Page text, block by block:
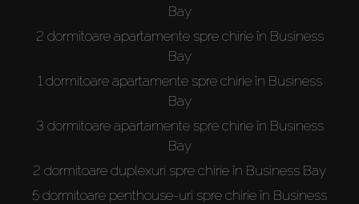
Bay
2 dormitoare apartamente spre chirie în Business
Bay
1 dormitoare apartamente spre chirie în Business
Bay
3 dormitoare apartamente spre chirie în Business
Bay
2 dormitoare duplexuri spre chirie în Business Bay
5 dormitoare penthouse-uri spre chirie în Business